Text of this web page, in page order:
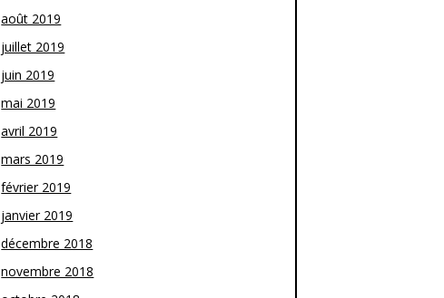
août 2019
juillet 2019
juin 2019
mai 2019
avril 2019
mars 2019
février 2019
janvier 2019
décembre 2018
novembre 2018